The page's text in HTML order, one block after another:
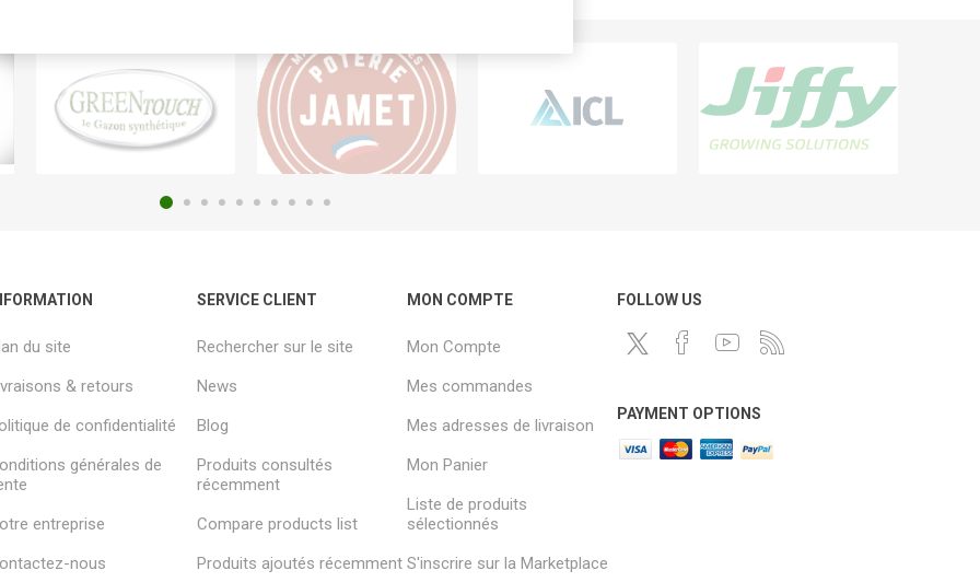
du site
& retours
de confidentialité
générales de
entreprise
nous
SERVICE CLIENT
Rechercher sur le site
News
Blog
Produits consultés
récemment
Compare products list
Produits ajoutés récemment
MON COMPTE
Mon Compte
Mes commandes
Mes adresses de livraison
Mon Panier
Liste de produits
sélectionnés
S'inscrire sur la Marketplace
FOLLOW US
PAYMENT OPTIONS